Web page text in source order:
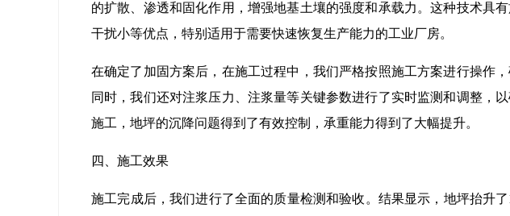
的扩散、渗透和固化作用，增强地基土壤的强度和承载力。这种技术具
干扰小等优点，特别适用于需要快速恢复生产能力的工业厂房。
在确定了加固方案后，在施工过程中，我们严格按照施工方案进行操作
同时，我们还对注浆压力、注浆量等关键参数进行了实时监测和调整，
施工，地坪的沉降问题得到了有效控制，承重能力得到了大幅提升。
四、施工效果
施工完成后，我们进行了全面的质量检测和验收。结果显示，地坪抬升